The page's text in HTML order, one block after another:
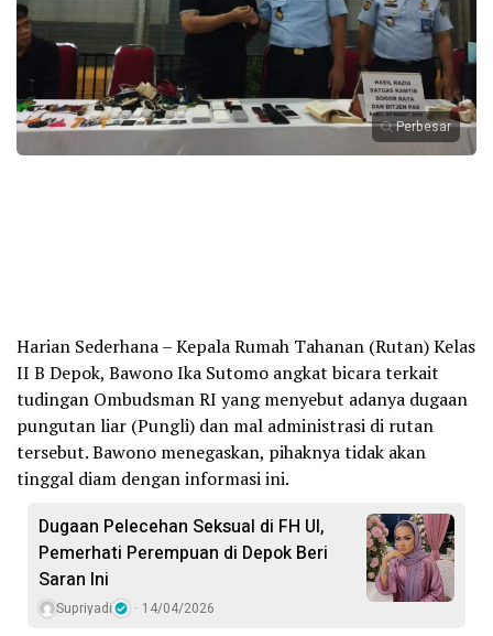
Perbesar
Harian Sederhana – Kepala Rumah Tahanan (Rutan) Kelas
II B Depok, Bawono Ika Sutomo angkat bicara terkait
tudingan Ombudsman RI yang menyebut adanya dugaan
pungutan liar (Pungli) dan mal administrasi di rutan
tersebut. Bawono menegaskan, pihaknya tidak akan
tinggal diam dengan informasi ini.
Dugaan Pelecehan Seksual di FH UI,
Pemerhati Perempuan di Depok Beri
Saran Ini
Supriyadi 14/04/2026